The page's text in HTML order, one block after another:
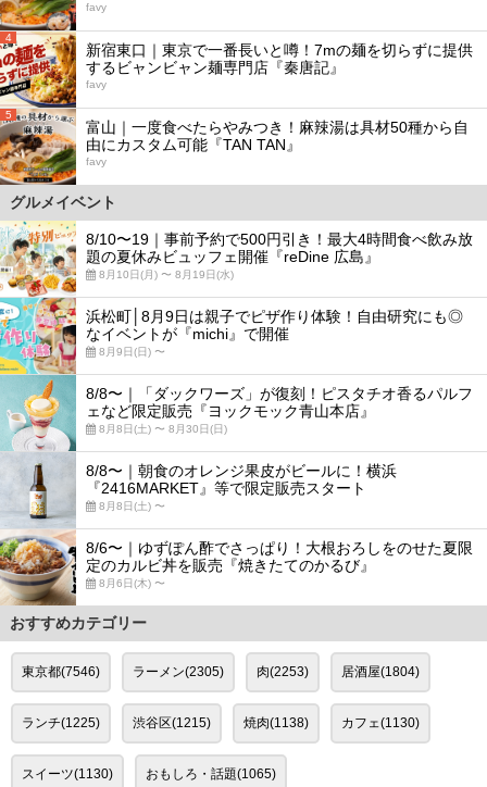
favy
4
新宿東口｜東京で一番長いと噂！7mの麺を切らずに提供
するビャンビャン麺専門店『秦唐記』
favy
5
富山｜一度食べたらやみつき！麻辣湯は具材50種から自
由にカスタム可能『TAN TAN』
favy
グルメイベント
8/10〜19｜事前予約で500円引き！最大4時間食べ飲み放
題の夏休みビュッフェ開催『reDine 広島』
8月10日(月) 〜 8月19日(水)
浜松町│8月9日は親子でピザ作り体験！自由研究にも◎
なイベントが『michi』で開催
8月9日(日) 〜
8/8〜｜「ダックワーズ」が復刻！ピスタチオ香るパルフ
ェなど限定販売『ヨックモック青山本店』
8月8日(土) 〜 8月30日(日)
8/8〜｜朝食のオレンジ果皮がビールに！横浜
『2416MARKET』等で限定販売スタート
8月8日(土) 〜
8/6〜｜ゆずぽん酢でさっぱり！大根おろしをのせた夏限
定のカルビ丼を販売『焼きたてのかるび』
8月6日(木) 〜
おすすめカテゴリー
東京都(7546) ラーメン(2305) 肉(2253) 居酒屋(1804)
ランチ(1225) 渋谷区(1215) 焼肉(1138) カフェ(1130)
スイーツ(1130) おもしろ・話題(1065)